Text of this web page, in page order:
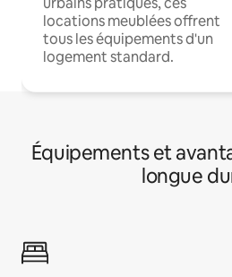
locations meublées offrent
tous les équipements d'un
logement standard.
Équipements et
longue